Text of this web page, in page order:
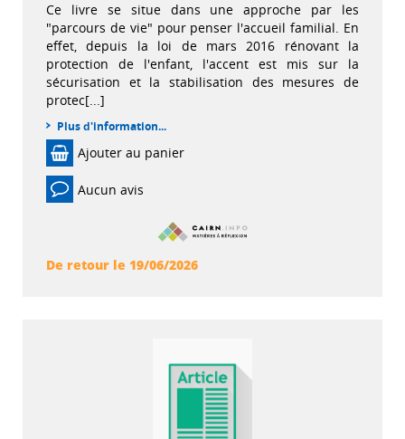
Ce livre se situe dans une approche par les
"parcours de vie" pour penser l'accueil familial. En
effet, depuis la loi de mars 2016 rénovant la
protection de l'enfant, l'accent est mis sur la
sécurisation et la stabilisation des mesures de
protec[...]
Plus d'information...
Ajouter au panier
Aucun avis
De retour le 19/06/2026